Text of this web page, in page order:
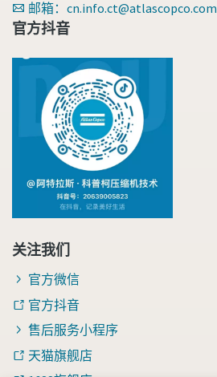
邮箱：cn.info.ct@atlascopco.com
官方抖音
关注我们
官方微信
官方抖音
售后服务小程序
天猫旗舰店